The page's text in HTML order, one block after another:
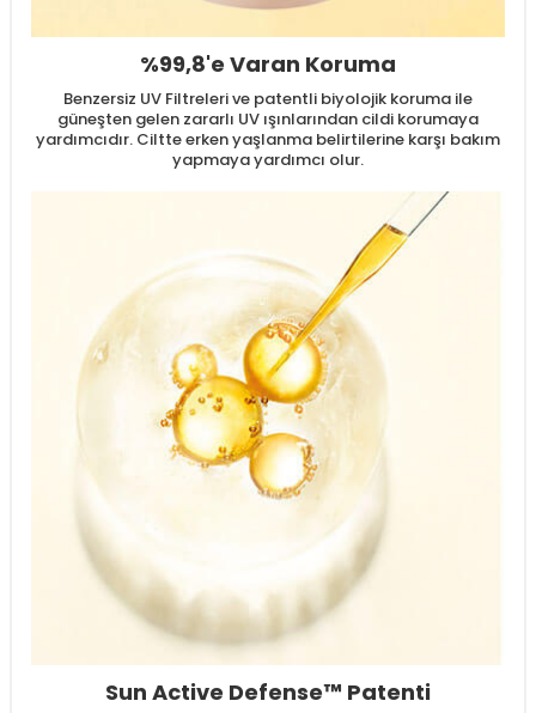
%99,8'e Varan Koruma
Benzersiz UV Filtreleri ve patentli biyolojik koruma ile
güneşten gelen zararlı UV ışınlarından cildi korumaya
yardımcıdır. Ciltte erken yaşlanma belirtilerine karşı bakım
yapmaya yardımcı olur.
Sun Active Defense™ Patenti